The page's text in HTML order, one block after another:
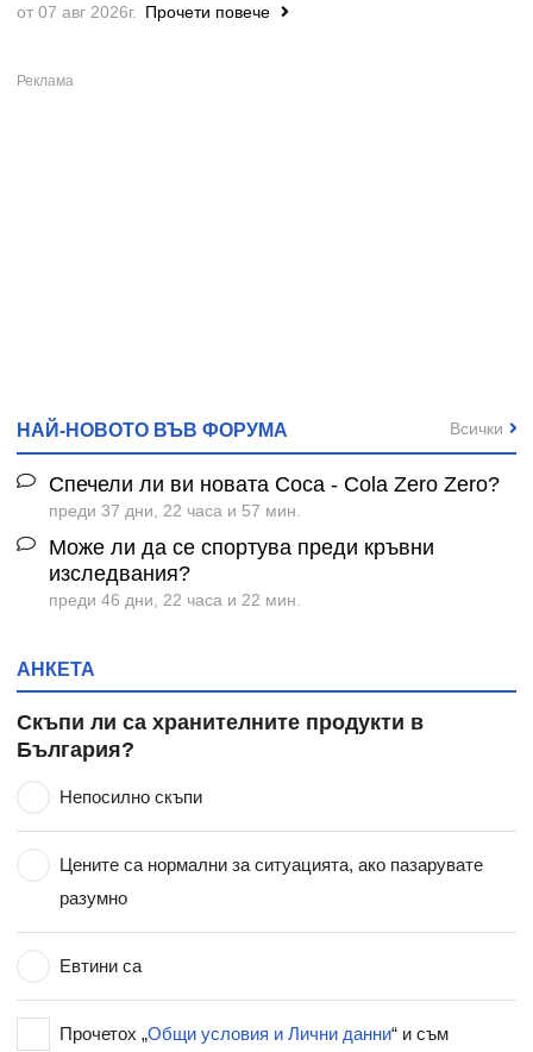
от 07 авг 2026г. Прочети повече
НАЙ-НОВОТО ВЪВ ФОРУМА
Спечели ли ви новата Coca - Cola Zero Zero?
преди 37 дни, 22 часа и 57 мин.
Може ли да се спортува преди кръвни
изследвания?
преди 46 дни, 22 часа и 22 мин.
Всички
АНКЕТА
Скъпи ли са хранителните продукти в
България?
Непосилно скъпи
Цените са нормални за ситуацията, ако пазарувате
разумно
Евтини са
Прочетох „Общи условия и Лични данни“ и съм